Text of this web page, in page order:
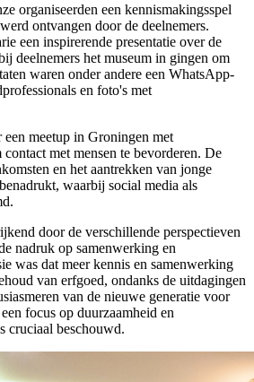
organiseerden een kennismakingsspel
ontvangen door de deelnemers.
een inspirerende presentatie over de
deelnemers het museum in gingen om
waren onder andere een WhatsApp-
en foto's met
meetup in Groningen met
met mensen te bevorderen. De
en het aantrekken van jonge
waarbij social media als
door de verschillende perspectieven
nadruk op samenwerking en
was dat meer kennis en samenwerking
van erfgoed, ondanks de uitdagingen
van de nieuwe generatie voor
focus op duurzaamheid en
cruciaal beschouwd.